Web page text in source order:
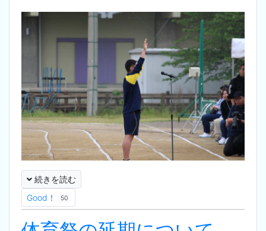
続きを読む
Good！
50